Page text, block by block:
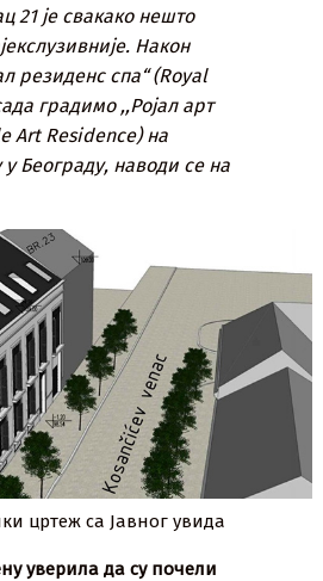
21 је свакако нешто
Након
резиденс спа“ (Royal
градимо ,,Ројал арт
Art Residence) на
Београду, наводи се на
цртеж са Јавног увида
уверила да су почели